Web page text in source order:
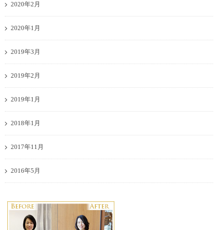
2020年2月
2020年1月
2019年3月
2019年2月
2019年1月
2018年1月
2017年11月
2016年5月